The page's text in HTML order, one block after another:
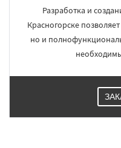
Разработка и
Красногорске
но и